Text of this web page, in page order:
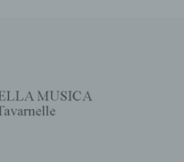
dal diritto
degli Stati
del trattamento o i
designazione